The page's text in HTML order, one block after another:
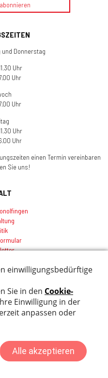
und Donnerstag
Uhr
Uhr
Uhr
Uhr
Uhr
einen Termin vereinbaren
Sie uns!